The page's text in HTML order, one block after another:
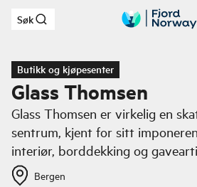
Hopp til hovedinnhold
Søk
Butikk og kjøpesenter
Glass Thomsen
Glass Thomsen er virkelig en
sentrum, kjent for sitt
interiør, borddekking og
Bergen